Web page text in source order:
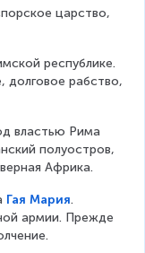
царство,
республике.
долговое рабство,
властью Рима
полуостров,
Африка.
Гая Мария.
армии. Прежде